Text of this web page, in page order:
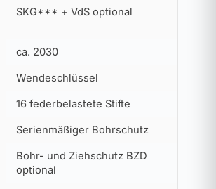
SKG*** + VdS optional
ca. 2030
Wendeschlüssel
16 federbelastete Stifte
Serienmäßiger Bohrschutz
Bohr- und Ziehschutz BZD
optional